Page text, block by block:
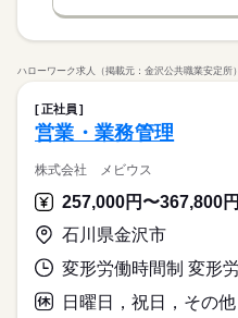
ハローワーク求人（掲載元：金沢公共職業安定所）
正社員
営業・業務管理
株式会社 メビウス
石川県金沢市
日曜日，祝日，その他